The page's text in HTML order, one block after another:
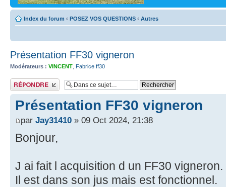
Index du forum ‹ POSEZ VOS QUESTIONS ‹ Autres
Présentation FF30 vigneron
Modérateurs : VINCENT Fabrice ff30
Publier une réponse
Présentation FF30 vigneron
par Jay31410 » 09 Oct 2024, 21:38
Bonjour,
J ai fait l acquisition d un FF30 vigneron.
Il est dans son jus mais est fonctionnel.